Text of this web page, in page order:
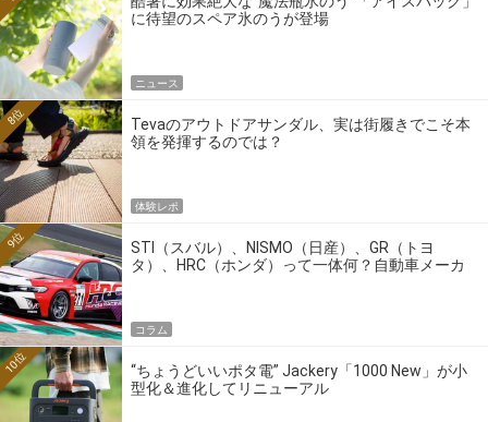
に待望のスペア氷のうが登場
ニュース
Tevaのアウトドアサンダル、実は街履きでこそ本
領を発揮するのでは？
8位
体験レポ
STI（スバル）、NISMO（日産）、GR（トヨ
タ）、HRC（ホンダ）って一体何？自動車メーカ
9位
コラム
“ちょうどいいポタ電” Jackery「1000 New」が小
型化＆進化してリニューアル
10位